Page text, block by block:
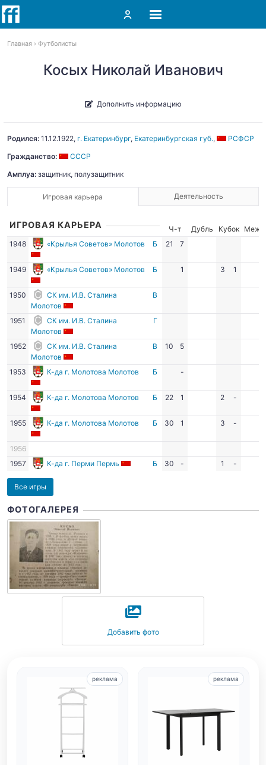
Главная Футболисты
Косых Николай Иванович
Дополнить информацию
Родился: 11.12.1922, г. Екатеринбург, Екатеринбургская губ.,
РСФСР
Гражданство:
СССР
Амплуа: защитник, полузащитник
Игровая карьера Деятельность
ИГРОВАЯ КАРЬЕРА Ч-т Дубль Кубок
Межд.
1948
«Крылья Советов» Молотов Б 21 7
1949 «Крылья Советов» Молотов Б 1 3 1
1950
СК им. И.В. Сталина
Молотов
В
1951
СК им. И.В. Сталина
Молотов
Г
1952
СК им. И.В. Сталина
Молотов
В 10 5
1953 К-да г. Молотова Молотов Б -
1954 К-да г. Молотова Молотов Б 22 1 2 -
1955 К-да г. Молотова Молотов Б 30 1 3 -
1956
1957
К-да г. Перми Пермь Б 30 - 1 -
Все игры
ФОТОГАЛЕРЕЯ
Добавить фото
реклама реклама